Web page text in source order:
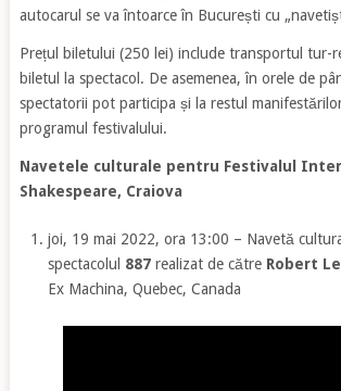
autocarul se va întoarce în București cu
Prețul biletului (250 lei) include transportul tur-
biletul la spectacol. De asemenea, în orele de
spectatorii pot participa și la restul
programul festivalului.
Navetele culturale pentru Festivalul
Shakespeare, Craiova
joi, 19 mai 2022, ora 13:00 – Navetă
spectacolul 887 realizat de către Robert
Ex Machina, Quebec, Canada